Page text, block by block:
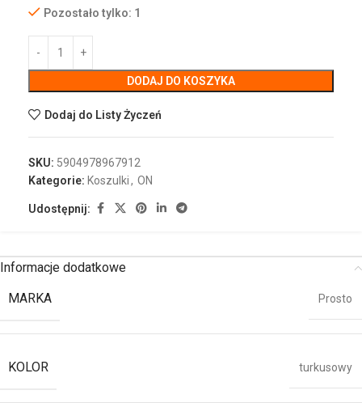
Pozostało tylko: 1
DODAJ DO KOSZYKA
Dodaj do Listy Życzeń
SKU: 5904978967912
Kategorie: Koszulki, ON
Udostępnij:
Informacje dodatkowe
MARKA
Prosto
KOLOR turkusowy